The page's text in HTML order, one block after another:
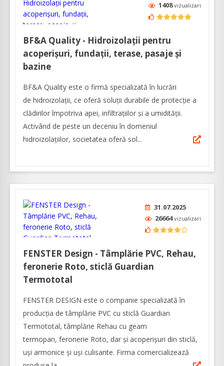
1408vizualizari
BF&A Quality - Hidroizolații pentru
acoperișuri, fundații, terase, pasaje și
bazine
BF&A Quality este o firmă specializată în lucrări
de hidroizolații, ce oferă soluții durabile de protecție a
clădirilor împotriva apei, infiltrațiilor și a umidității.
Activând de peste un deceniu în domeniul
hidroizolațiilor, societatea oferă sol...
31.07.2025
26664vizualizari
FENSTER Design - Tâmplărie PVC, Rehau,
feronerie Roto, sticlă Guardian
Termototal
FENSTER DESIGN este o companie specializată în
producția de tâmplărie PVC cu sticlă Guardian
Termototal, tâmplărie Rehau cu geam
termopan, feronerie Roto, dar și acoperișuri din sticlă,
uși armonice și uși culisante. Firma comercializează